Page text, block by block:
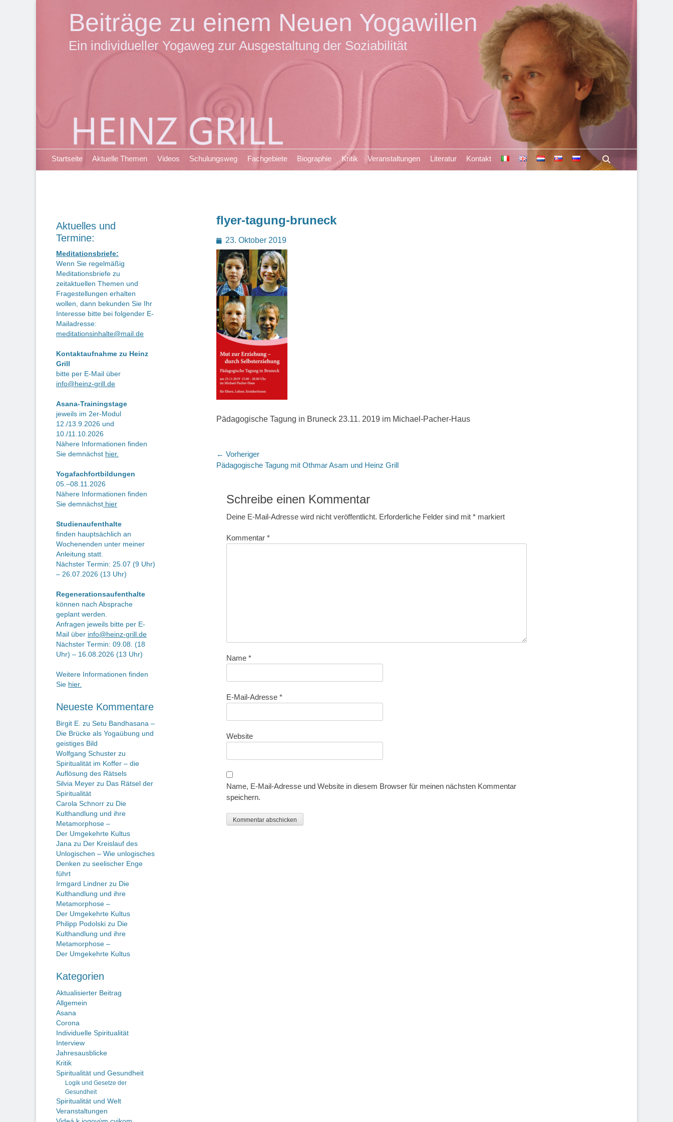
Beiträge zu einem Neuen Yogawillen
Ein individueller Yogaweg zur Ausgestaltung der Soziabilität
Primäres Menü
ZumStartseite Aktuelle Themen Videos Schulungsweg Fachgebiete Biographie Kritik Veranstaltungen Literatur Kontakt
flyer-tagung-bruneck
Posted
on
23. Oktober 2019
Pädagogische Tagung in Bruneck 23.11. 2019 im Michael-Pacher-Haus
Beitragsnavigation
← Vorheriger
Vorheriger
Pädagogische Tagung mit Othmar Asam und Heinz Grill
Schreibe einen Kommentar
Deine E-Mail-Adresse wird nicht veröffentlicht. Erforderliche Felder sind mit * markiert
Kommentar *
Name *
E-Mail-Adresse *
Website
Name, E-Mail-Adresse und Website in diesem Browser für meinen nächsten Kommentar
speichern.
Aktuelles und
Termine:
Meditationsbriefe:
Wenn Sie regelmäßig
Meditationsbriefe zu
zeitaktuellen Themen und
Fragestellungen erhalten
wollen, dann bekunden Sie Ihr
Interesse bitte bei folgender E-
Mailadresse:
meditationsinhalte@mail.de
Kontaktaufnahme zu Heinz
Grill
bitte per E-Mail über
info@heinz-grill.de
Asana-Trainingstage
jeweils im 2er-Modul
12./13.9.2026 und
10./11.10.2026
Nähere Informationen finden
Sie demnächst hier.
Yogafachfortbildungen
05.–08.11.2026
Nähere Informationen finden
Sie demnächst hier
Studienaufenthalte
finden hauptsächlich an
Wochenenden unter meiner
Anleitung statt.
Nächster Termin: 25.07 (9 Uhr)
– 26.07.2026 (13 Uhr)
Regenerationsaufenthalte
können nach Absprache
geplant werden.
Anfragen jeweils bitte per E-
Mail über info@heinz-grill.de
Nächster Termin: 09.08. (18
Uhr) – 16.08.2026 (13 Uhr)
Weitere Informationen finden
Sie hier.
Neueste Kommentare
Birgit E. zu Setu Bandhasana –
Die Brücke als Yogaübung und
geistiges Bild
Wolfgang Schuster zu
Spiritualität im Koffer – die
Auflösung des Rätsels
Silvia Meyer zu Das Rätsel der
Spiritualität
Carola Schnorr zu Die
Kulthandlung und ihre
Metamorphose –
Der Umgekehrte Kultus
Jana zu Der Kreislauf des
Unlogischen – Wie unlogisches
Denken zu seelischer Enge
führt
Irmgard Lindner zu Die
Kulthandlung und ihre
Metamorphose –
Der Umgekehrte Kultus
Philipp Podolski zu Die
Kulthandlung und ihre
Metamorphose –
Der Umgekehrte Kultus
Kategorien
Aktualisierter Beitrag
Allgemein
Asana
Corona
Individuelle Spiritualität
Interview
Jahresausblicke
Kritik
Spiritualität und Gesundheit
Logik und Gesetze der
Gesundheit
Spiritualität und Welt
Veranstaltungen